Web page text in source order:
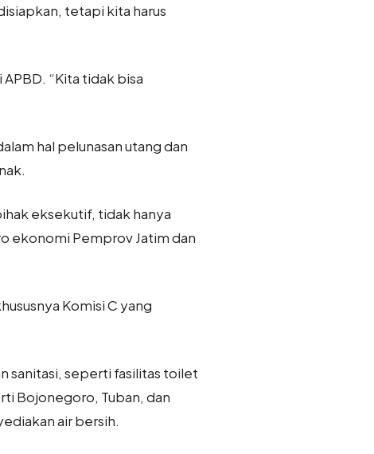
tetapi kita harus
“Kita tidak bisa
hal pelunasan utang dan
eksekutif, tidak hanya
ekonomi Pemprov Jatim dan
Komisi C yang
sanitasi, seperti fasilitas toilet
Bojonegoro, Tuban, dan
air bersih.